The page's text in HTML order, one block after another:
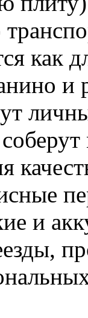
как
и
и